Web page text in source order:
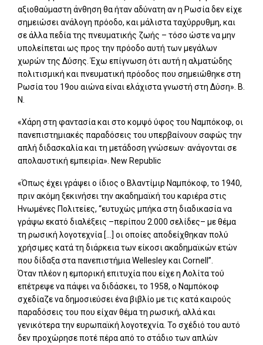
αξιοθαύμαστη άνθηση θα ήταν αδύνατη αν η Ρωσία δεν είχε
σημειώσει ανάλογη πρόοδο, και μάλιστα ταχύρρυθμη, και
σε άλλα πεδία της πνευματικής ζωής – τόσο ώστε να μην
υπολείπεται ως προς την πρόοδο αυτή των μεγάλων
χωρών της Δύσης. Έχω επίγνωση ότι αυτή η αλματώδης
πολιτισμική και πνευματική πρόοδος που σημειώθηκε στη
Ρωσία του 19ου αιώνα είναι ελάχιστα γνωστή στη Δύση». B.
N.
«Χάρη στη φαντασία και στο κομψό ύφος του Ναμπόκοφ, οι
πανεπιστημιακές παραδόσεις του υπερβαίνουν σαφώς την
απλή διδασκαλία και τη μετάδοση γνώσεων· ανάγονται σε
απολαυστική εμπειρία». New Republic
«Όπως έχει γράψει ο ίδιος ο Βλαντίμιρ Ναμπόκοφ, το 1940,
πριν ακόμη ξεκινήσει την ακαδημαϊκή του καριέρα στις
Ηνωμένες Πολιτείες, “ευτυχώς μπήκα στη διαδικασία να
γράψω εκατό διαλέξεις –περίπου 2.000 σελίδες– με θέμα
τη ρωσική λογοτεχνία […] οι οποίες αποδείχθηκαν πολύ
χρήσιμες κατά τη διάρκεια των είκοσι ακαδημαϊκών ετών
που δίδαξα στα πανεπιστήμια Wellesley και Cornell”.
Όταν πλέον η εμπορική επιτυχία που είχε η Λολίτα τού
επέτρεψε να πάψει να διδάσκει, το 1958, ο Ναμπόκοφ
σχεδίαζε να δημοσιεύσει ένα βιβλίο με τις κατά καιρούς
παραδόσεις του που είχαν θέμα τη ρωσική, αλλά και
γενικότερα την ευρωπαϊκή λογοτεχνία. Το σχέδιό του αυτό
δεν προχώρησε ποτέ πέρα από το στάδιο των απλών